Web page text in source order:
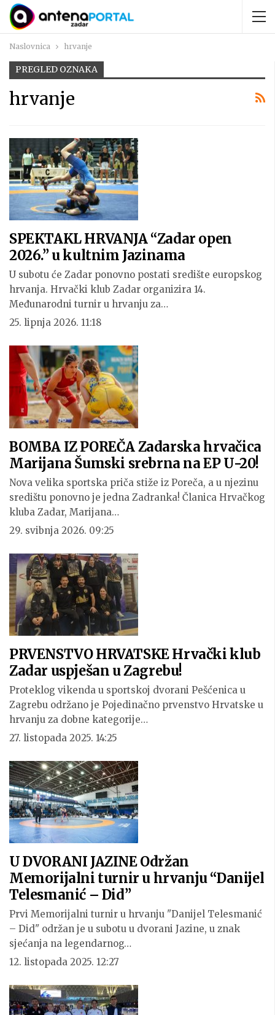
Naslovnica hrvanje
PREGLED OZNAKA
hrvanje
SPEKTAKL HRVANJA “Zadar open
2026.” u kultnim Jazinama
U subotu će Zadar ponovno postati središte europskog
hrvanja. Hrvački klub Zadar organizira 14.
Međunarodni turnir u hrvanju za…
25. lipnja 2026. 11:18
BOMBA IZ POREČA Zadarska hrvačica
Marijana Šumski srebrna na EP U-20!
Nova velika sportska priča stiže iz Poreča, a u njezinu
središtu ponovno je jedna Zadranka! Članica Hrvačkog
kluba Zadar, Marijana…
29. svibnja 2026. 09:25
PRVENSTVO HRVATSKE Hrvački klub
Zadar uspješan u Zagrebu!
Proteklog vikenda u sportskoj dvorani Pešćenica u
Zagrebu održano je Pojedinačno prvenstvo Hrvatske u
hrvanju za dobne kategorije…
27. listopada 2025. 14:25
U DVORANI JAZINE Održan
Memorijalni turnir u hrvanju “Danijel
Telesmanić – Did”
Prvi Memorijalni turnir u hrvanju "Danijel Telesmanić
– Did" održan je u subotu u dvorani Jazine, u znak
sjećanja na legendarnog…
12. listopada 2025. 12:27